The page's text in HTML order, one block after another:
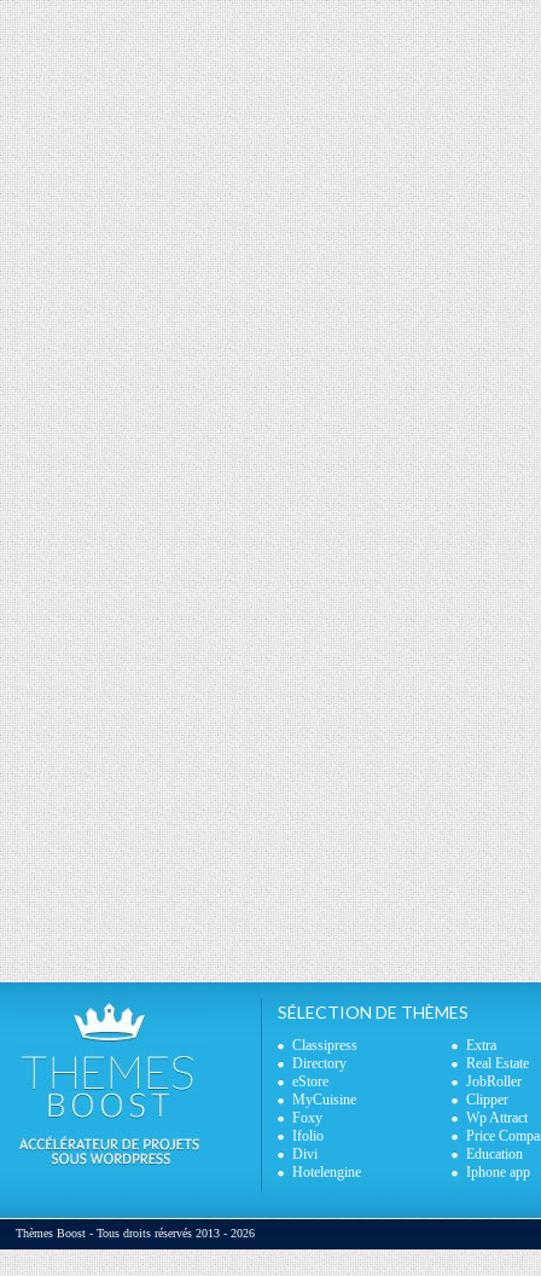
SÉLECTION DE THÈMES
Classipress
Extra
Directory
Real Estate
eStore
JobRoller
MyCuisine
Clipper
Foxy
Wp Attract
Ifolio
Price
Divi
Education
Hotelengine
Iphone app
Thèmes Boost - Tous droits réservés 2013 - 2026